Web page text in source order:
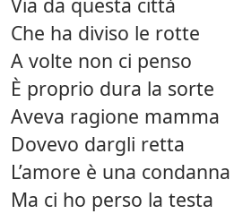
Che ha diviso le rotte
A volte non ci penso
È proprio dura la sorte
Aveva ragione mamma
Dovevo dargli retta
L’amore è una condanna
Ma ci ho perso la testa